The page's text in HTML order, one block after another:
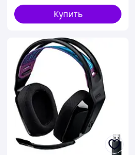
Купить